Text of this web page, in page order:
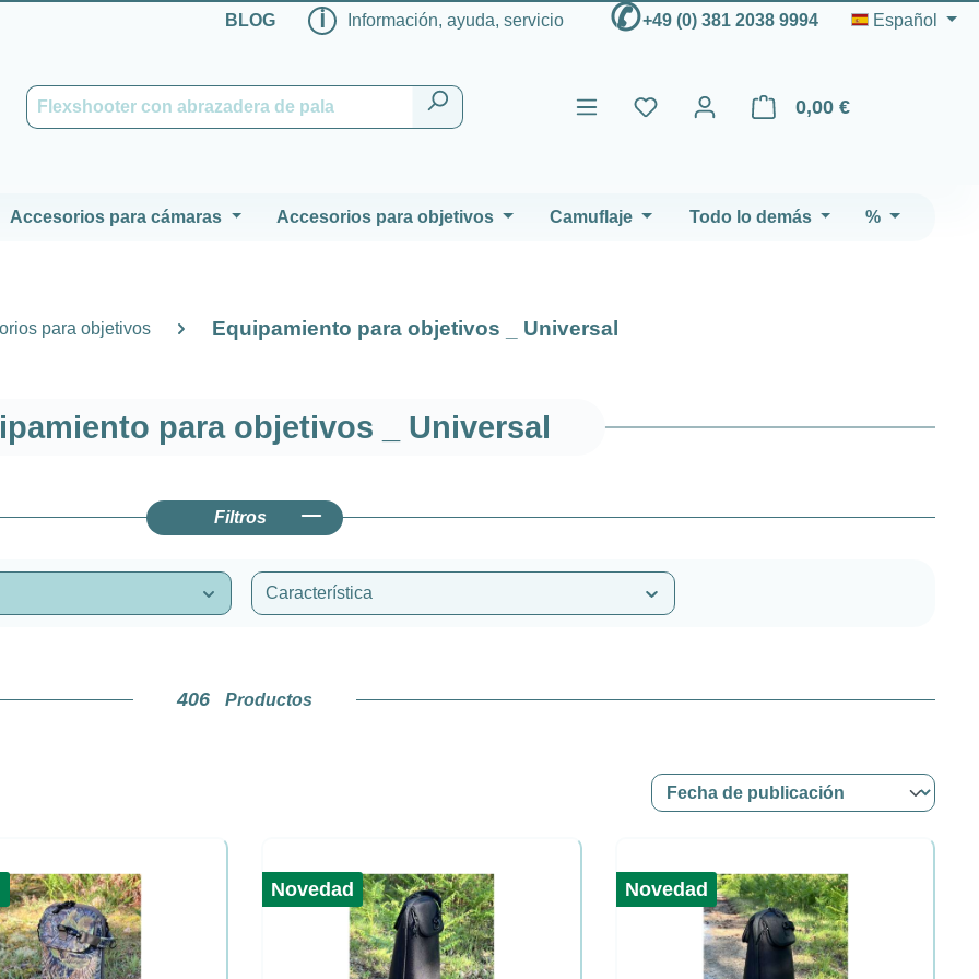
BLOG ℹ Información, ayuda, servicio ✆+49 (0) 381 2038 9994 Español
0,00 €
El carrito de compras
Accesorios para cámaras Accesorios para objetivos Camuflaje Todo lo demás %
para objetivos Equipamiento para objetivos _ Universal
para objetivos _ Universal
Filtros
Característica
406 Productos
Novedad Novedad